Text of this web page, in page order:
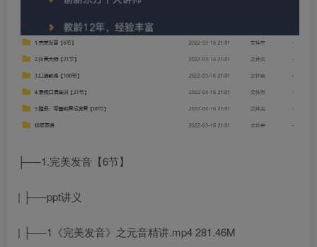
├──1.完美发音【6节】
| ├──ppt讲义
| ├──1《完美发音》之元音精讲.mp4 281.46M